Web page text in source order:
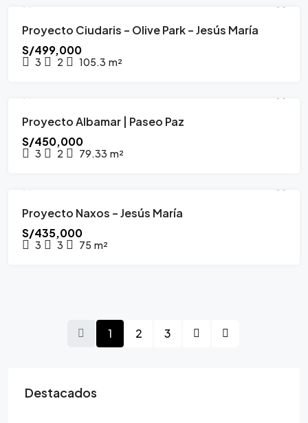
PROYECTO INMOBILIARIO OCTUBRE 2026
Proyecto Ciudaris – Olive Park – Jesús María
S/499,000
3 2 105.3 m²
PROYECTO INMOBILIARIO
Proyecto Albamar | Paseo Paz
S/450,000
3 2 79.33 m²
PROYECTO INMOBILIARIO
Proyecto Naxos – Jesús María
S/435,000
3 3 75 m²
1 2 3
Destacados